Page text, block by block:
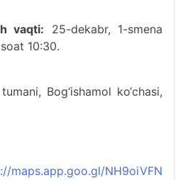
vaqti: 25-dekabr, 1-smena
10:30.
Bog‘ishamol ko‘chasi,
maps.app.goo.gl/NH9oiVFN